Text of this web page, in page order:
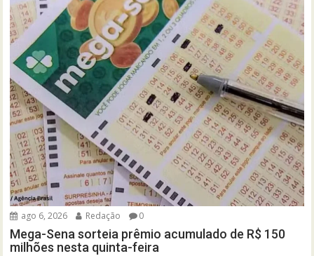
ago 6, 2026 Redação 0
Mega-Sena sorteia prêmio acumulado de R$ 150
milhões nesta quinta-feira